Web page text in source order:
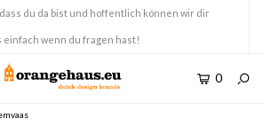
du da bist und hoffentlich können wir dir
wenn du fragen hast!
0